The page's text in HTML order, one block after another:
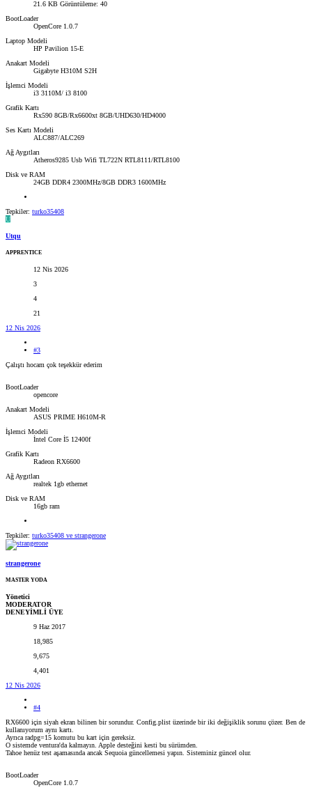
21.6 KB Görüntüleme: 40
BootLoader
OpenCore 1.0.7
Laptop Modeli
HP Pavilion 15-E
Anakart Modeli
Gigabyte H310M S2H
İşlemci Modeli
i3 3110M/ i3 8100
Grafik Kartı
Rx590 8GB/Rx6600xt 8GB/UHD630/HD4000
Ses Kartı Modeli
ALC887/ALC269
Ağ Aygıtları
Atheros9285 Usb Wifi TL722N RTL8111/RTL8100
Disk ve RAM
24GB DDR4 2300MHz/8GB DDR3 1600MHz
Tepkiler: turko35408
U
Utqu
APPRENTICE
12 Nis 2026
3
4
21
12 Nis 2026
#3
Çalıştı hocam çok teşekkür ederim
BootLoader
opencore
Anakart Modeli
ASUS PRIME H610M-R
İşlemci Modeli
İntel Core İ5 12400f
Grafik Kartı
Radeon RX6600
Ağ Aygıtları
realtek 1gb ethernet
Disk ve RAM
16gb ram
Tepkiler: turko35408 ve strangerone
strangerone
MASTER YODA
Yönetici
MODERATOR
DENEYİMLİ ÜYE
9 Haz 2017
18,985
9,675
4,401
12 Nis 2026
#4
RX6600 için siyah ekran bilinen bir sorundur. Config.plist üzerinde bir iki değişiklik sorunu çözer. Ben de
kullanıyorum aynı kartı.
Ayrıca radpg=15 komutu bu kart için gereksiz.
O sistemde ventura'da kalmayın. Apple desteğini kesti bu sürümden.
Tahoe henüz test aşamasında ancak Sequoia güncellemesi yapın. Sisteminiz güncel olur.
BootLoader
OpenCore 1.0.7